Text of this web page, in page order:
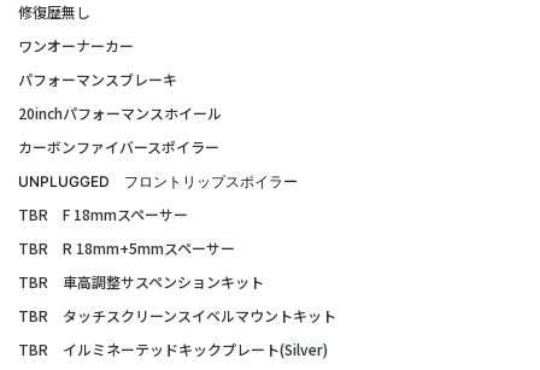
修復歴無し
ワンオーナーカー
パフォーマンスブレーキ
20inchパフォーマンスホイール
カーボンファイバースポイラー
UNPLUGGED フロントリップスポイラー
TBR F 18mmスペーサー
TBR R 18mm+5mmスペーサー
TBR 車高調整サスペンションキット
TBR タッチスクリーンスイベルマウントキット
TBR イルミネーテッドキックプレート(Silver)